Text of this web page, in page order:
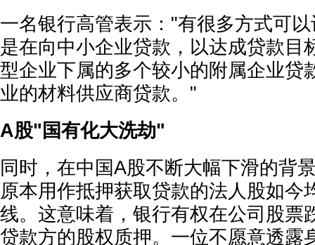
一名银行高管表示："有很多方式可
是在向中小企业贷款，以达成贷款目
型企业下属的多个较小的附属企业贷
业的材料供应商贷款。"
A股"国有化大洗劫"
同时，在中国A股不断大幅下滑的背
原本用作抵押获取贷款的法人股如今
线。这意味着，银行有权在公司股票
贷款方的股权质押。一位不愿意透露